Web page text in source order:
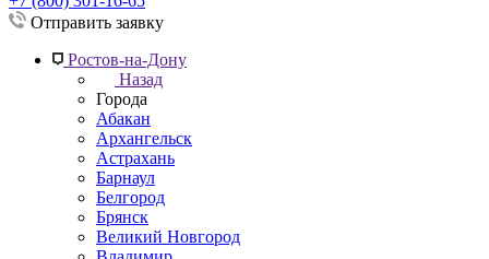
Отправить заявку
Ростов-на-Дону
Назад
Города
Абакан
Архангельск
Астрахань
Барнаул
Белгород
Брянск
Великий Новгород